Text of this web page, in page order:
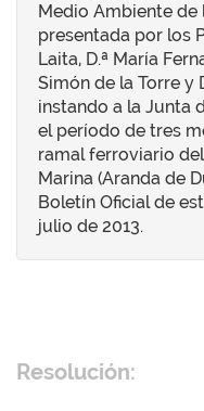
Medio Ambiente de
presentada por los
Laita, D.ª María
Simón de la Torre y
instando a la Junta
el período de tres
ramal ferroviario
Marina (Aranda de
Boletín Oficial de
julio de 2013.
Resolución: